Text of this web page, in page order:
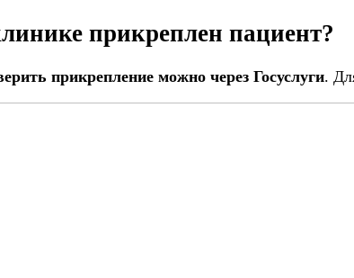
прикреплен пациент?
прикрепление можно через Госуслуги.